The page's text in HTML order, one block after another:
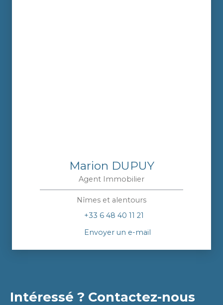
Marion DUPUY
Agent Immobilier
Nîmes et alentours
+33 6 48 40 11 21
Envoyer un e-mail
Intéressé ? Contactez-nous